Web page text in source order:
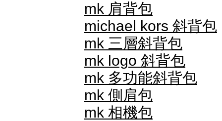
mk 肩背包
michael kors 斜背包
mk 三層斜背包
mk logo 斜背包
mk 多功能斜背包
mk 側肩包
mk 相機包